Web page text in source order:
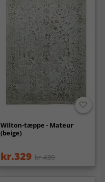
Wilton-tæppe - Mateur
(beige)
kr.329 kr.439